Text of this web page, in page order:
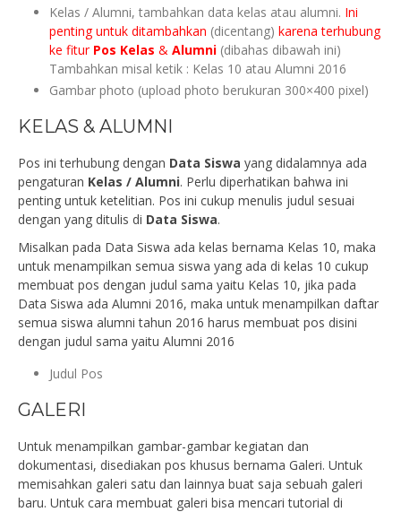
Kelas / Alumni, tambahkan data kelas atau alumni. Ini
penting untuk ditambahkan (dicentang) karena terhubung
ke fitur Pos Kelas & Alumni (dibahas dibawah ini)
Tambahkan misal ketik : Kelas 10 atau Alumni 2016
Gambar photo (upload photo berukuran 300×400 pixel)
KELAS & ALUMNI
Pos ini terhubung dengan Data Siswa yang didalamnya ada
pengaturan Kelas / Alumni. Perlu diperhatikan bahwa ini
penting untuk ketelitian. Pos ini cukup menulis judul sesuai
dengan yang ditulis di Data Siswa.
Misalkan pada Data Siswa ada kelas bernama Kelas 10, maka
untuk menampilkan semua siswa yang ada di kelas 10 cukup
membuat pos dengan judul sama yaitu Kelas 10, jika pada
Data Siswa ada Alumni 2016, maka untuk menampilkan daftar
semua siswa alumni tahun 2016 harus membuat pos disini
dengan judul sama yaitu Alumni 2016
Judul Pos
GALERI
Untuk menampilkan gambar-gambar kegiatan dan
dokumentasi, disediakan pos khusus bernama Galeri. Untuk
memisahkan galeri satu dan lainnya buat saja sebuah galeri
baru. Untuk cara membuat galeri bisa mencari tutorial di